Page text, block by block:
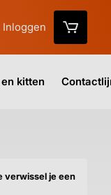
Inloggen
kitten
verwissel je een